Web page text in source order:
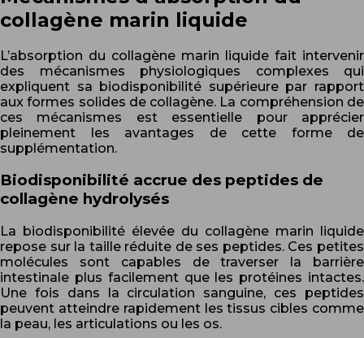
collagène marin liquide
L’absorption du collagène marin liquide fait intervenir
des mécanismes physiologiques complexes qui
expliquent sa biodisponibilité supérieure par rapport
aux formes solides de collagène. La compréhension de
ces mécanismes est essentielle pour apprécier
pleinement les avantages de cette forme de
supplémentation.
Biodisponibilité accrue des peptides de
collagène hydrolysés
La biodisponibilité élevée du collagène marin liquide
repose sur la taille réduite de ses peptides. Ces petites
molécules sont capables de traverser la barrière
intestinale plus facilement que les protéines intactes.
Une fois dans la circulation sanguine, ces peptides
peuvent atteindre rapidement les tissus cibles comme
la peau, les articulations ou les os.